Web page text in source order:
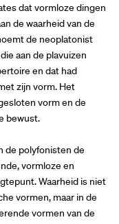
dat vormloze dingen
de waarheid van de
de neoplatonist
aan de plavuizen
en dat had
zijn vorm. Het
vorm en de
bewust.
de polyfonisten de
vormloze en
Waarheid is niet
vormen, maar in de
vormen van de